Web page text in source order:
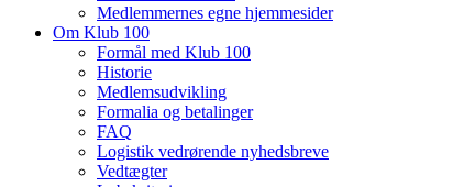
Medlemmernes egne hjemmesider
Om Klub 100
Formål med Klub 100
Historie
Medlemsudvikling
Formalia og betalinger
FAQ
Logistik vedrørende nyhedsbreve
Vedtægter